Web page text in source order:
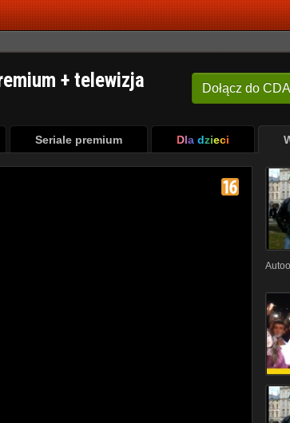
Dołącz do
+ telewizja
Seriale premium Dla dzieci